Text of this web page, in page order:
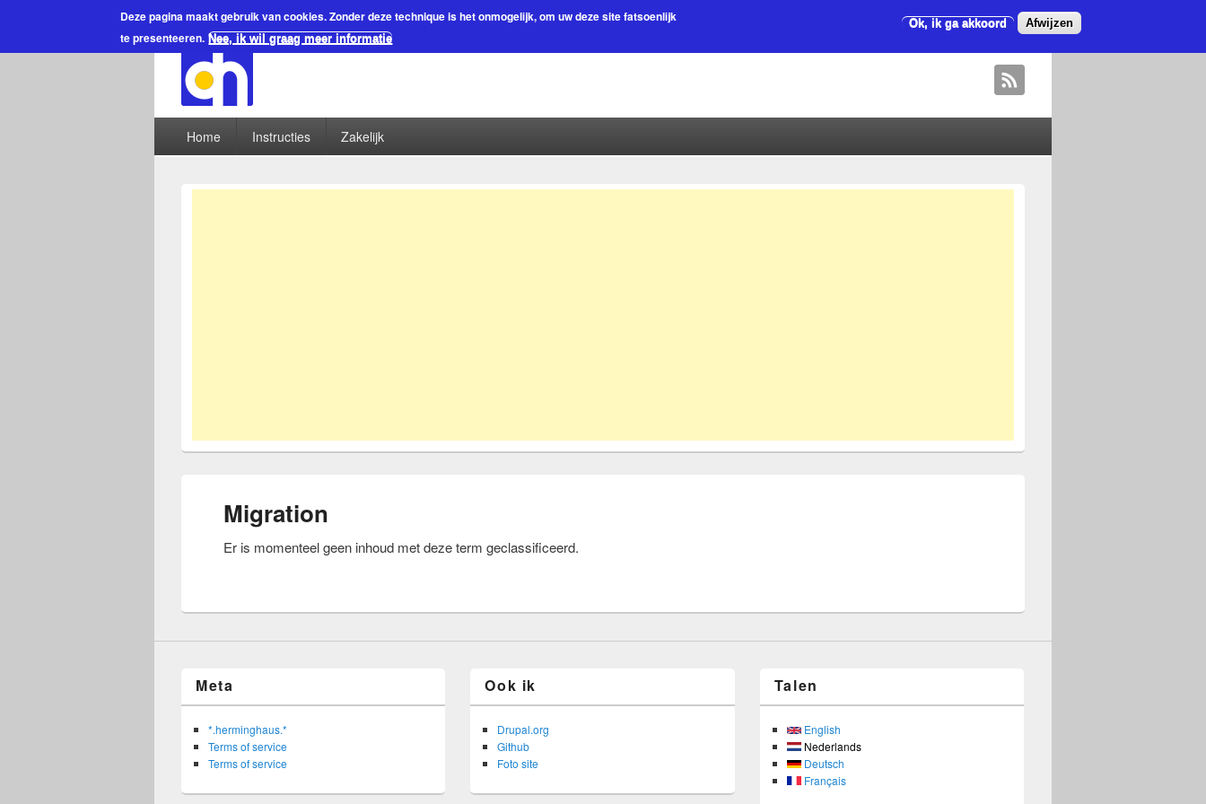
Deze pagina maakt gebruik van cookies.Zonder deze technique is het onmogelijk, om uw deze site fatsoenlijk
te presenteeren. Nee, ik wil graag meer informatie
Ok, ik ga akkoord Afwijzen
Home Instructies Zakelijk
Migration
Er is momenteel geen inhoud met deze term geclassificeerd.
Meta
*.herminghaus.*
Terms of service
Terms of service
Ook ik
Drupal.org
Github
Foto site
Talen
English
Nederlands
Deutsch
Français